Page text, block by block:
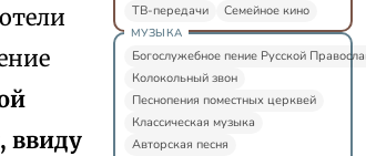
ввиду
ТВ-передачи
Семейное кино
МУЗЫКА
Богослужебное пение Русской
Колокольный звон
Песнопения поместных церквей
Классическая музыка
Авторская песня